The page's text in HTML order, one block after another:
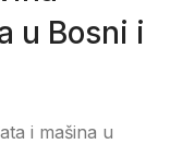
u Bosni i
i mašina u